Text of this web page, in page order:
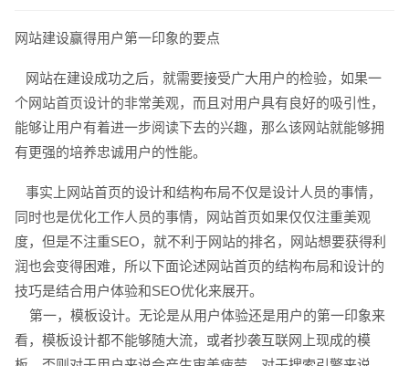
网站建设赢得用户第一印象的要点
网站在建设成功之后，就需要接受广大用户的检验，如果一
个网站首页设计的非常美观，而且对用户具有良好的吸引性，
能够让用户有着进一步阅读下去的兴趣，那么该网站就能够拥
有更强的培养忠诚用户的性能。
事实上网站首页的设计和结构布局不仅是设计人员的事情，
同时也是优化工作人员的事情，网站首页如果仅仅注重美观
度，但是不注重SEO，就不利于网站的排名，网站想要获得利
润也会变得困难，所以下面论述网站首页的结构布局和设计的
技巧是结合用户体验和SEO优化来展开。
第一，模板设计。无论是从用户体验还是用户的第一印象来
看，模板设计都不能够随大流，或者抄袭互联网上现成的模
请输入您的公司名称 名字